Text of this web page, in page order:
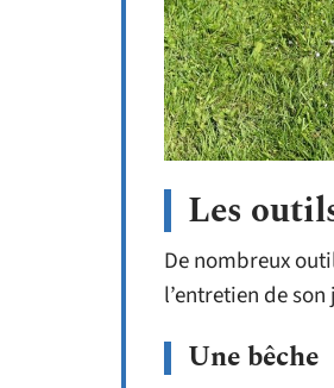
Les
De nombreux
l’entretien de
Une bêche